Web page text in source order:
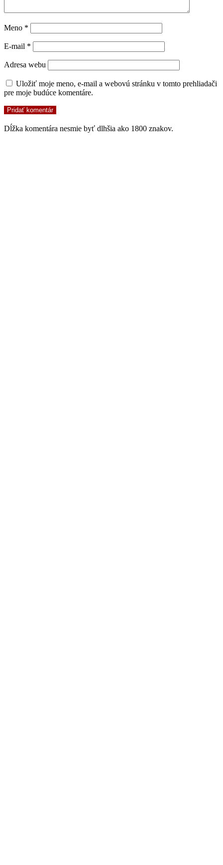
Meno *
E-mail *
Adresa webu
Uložiť moje meno, e-mail a webovú stránku v tomto prehliadači
pre moje budúce komentáre.
Dĺžka komentára nesmie byť dlhšia ako 1800 znakov.